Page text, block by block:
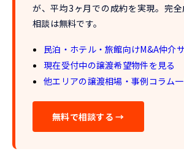
が、平均3ヶ月での成約を実現。完
相談は無料です。
民泊・ホテル・旅館向けM&A仲介
現在受付中の譲渡希望物件を見る
他エリアの譲渡相場・事例コラム
無料で相談する →